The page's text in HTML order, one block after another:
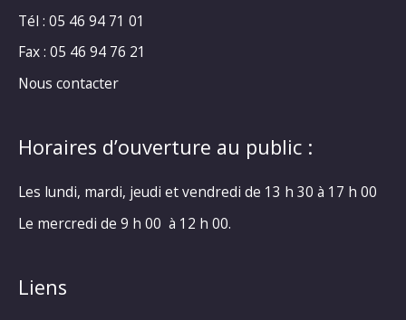
Tél : 05 46 94 71 01
Fax : 05 46 94 76 21
Nous contacter
Horaires d’ouverture au public :
Les lundi, mardi, jeudi et vendredi de 13 h 30 à 17 h 00
Le mercredi de 9 h 00 à 12 h 00.
Liens